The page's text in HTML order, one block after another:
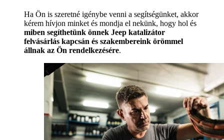
Ha Ön is szeretné igénybe venni a segítségünket, akkor
kérem hívjon minket és mondja el nekünk, hogy hol és
miben segíthetünk önnek Jeep katalizátor
felvásárlás kapcsán és szakembereink örömmel
állnak az Ön rendelkezésére.